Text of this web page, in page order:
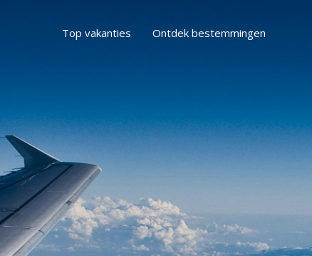
Top vakanties Ontdek bestemmingen